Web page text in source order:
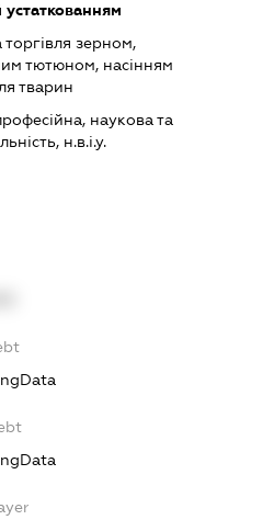
торгівля зерном,
тютюном, насінням
тварин
наукова та
н.в.і.у.